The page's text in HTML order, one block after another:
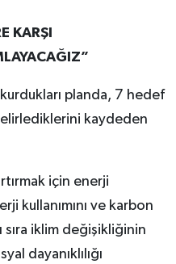
KARŞI
planda, 7 hedef
kaydeden
için enerji
kullanımını ve karbon
sıra iklim değişikliğinin
dayanıklılığı